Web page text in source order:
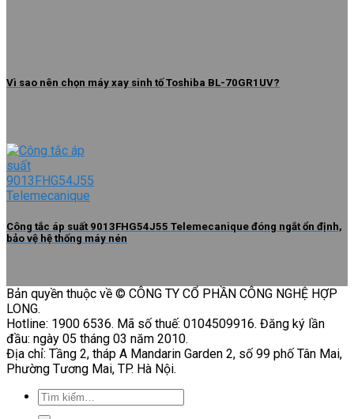
Vì sao nên chọn máy xay sinh tố Toshiba BL-70GR1UV?
Công tắc áp suất 9013FHG54J55 Telemecanique đóng ngắt ổn định,
bảo vệ hệ thống máy nén
Bản quyền thuộc về © CÔNG TY CỔ PHẦN CÔNG NGHỆ HỢP
LONG.
Hotline: 1900 6536. Mã số thuế: 0104509916. Đăng ký lần
đầu: ngày 05 tháng 03 năm 2010.
Địa chỉ: Tầng 2, tháp A Mandarin Garden 2, số 99 phố Tân Mai,
Phường Tương Mai, TP. Hà Nội.
Tìm
kiếm: